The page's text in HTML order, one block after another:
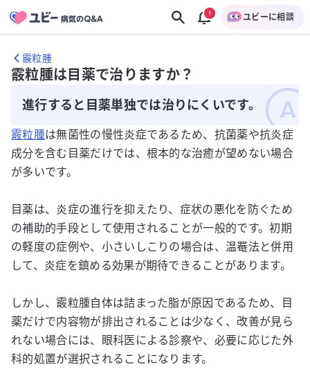
ユビーに相談
霰粒腫
霰粒腫は目薬で治りますか？
進行すると目薬単独では治りにくいです。
霰粒腫は無菌性の慢性炎症であるため、抗菌薬や抗炎症
成分を含む目薬だけでは、根本的な治癒が望めない場合
が多いです。
目薬は、炎症の進行を抑えたり、症状の悪化を防ぐため
の補助的手段として使用されることが一般的です。初期
の軽度の症例や、小さいしこりの場合は、温罨法と併用
して、炎症を鎮める効果が期待できることがあります。
しかし、霰粒腫自体は詰まった脂が原因であるため、目
薬だけで内容物が排出されることは少なく、改善が見ら
れない場合には、眼科医による診察や、必要に応じた外
科的処置が選択されることになります。